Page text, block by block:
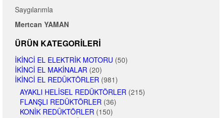
Saygılarımla
Mertcan YAMAN
ÜRÜN KATEGORILERI
İKINCI EL ELEKTRIK MOTORU (50)
İKINCI EL MAKINALAR (20)
İKINCI EL REDÜKTÖRLER (981)
AYAKLI HELISEL REDÜKTÖRLER (215)
FLANŞLI REDÜKTÖRLER (36)
KONIK REDÜKTÖRLER (150)